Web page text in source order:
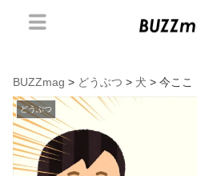
BUZZmag > どうぶつ > 犬 > 今ここ
どうぶつ